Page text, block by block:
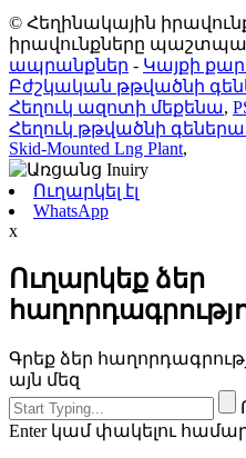
© Հեղինակային իրավունք
իրավունքները
ապրանքներ - Կայքի
Բժշկական թթվածնի
Հեղուկ ազոտի մեքենա,
Հեղուկ թթվածնի
Skid-Mounted Lng Plant,
Ուղարկել էլ
WhatsApp
x
Ուղարկեք ձեր
Գրեք ձեր
այն մեզ
Enter կամ փակելու համար